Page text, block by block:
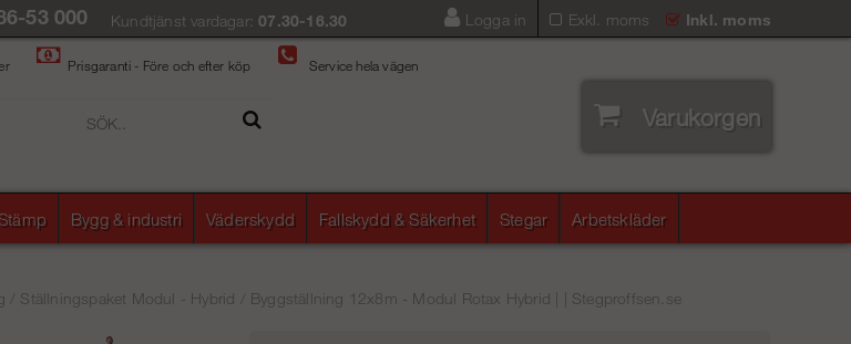
Exkl. moms Inkl. moms
53 000 Kundtjänst vardagar:07.30-16.30 Logga in
Prisgaranti - Före och efter köp Service hela vägen
Varukorgen
Bygg & industri Väderskydd Fallskydd & Säkerhet Stegar Arbetskläder
Ställningspaket Modul - Hybrid Byggställning 12x8m - Modul Rotax Hybrid | | Stegproffsen.se